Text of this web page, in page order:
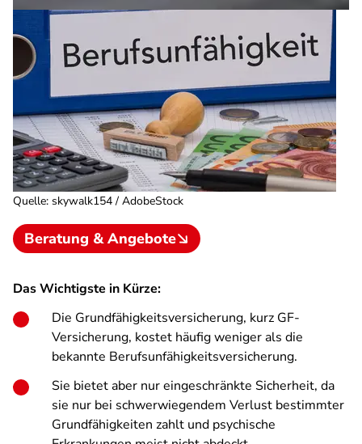
Quelle: skywalk154 / AdobeStock
Beratung & Angebote
Das Wichtigste in Kürze:
Die Grundfähigkeitsversicherung, kurz GF-
Versicherung, kostet häufig weniger als die
bekannte Berufsunfähigkeitsversicherung.
Sie bietet aber nur eingeschränkte Sicherheit, da
sie nur bei schwerwiegendem Verlust bestimmter
Grundfähigkeiten zahlt und psychische